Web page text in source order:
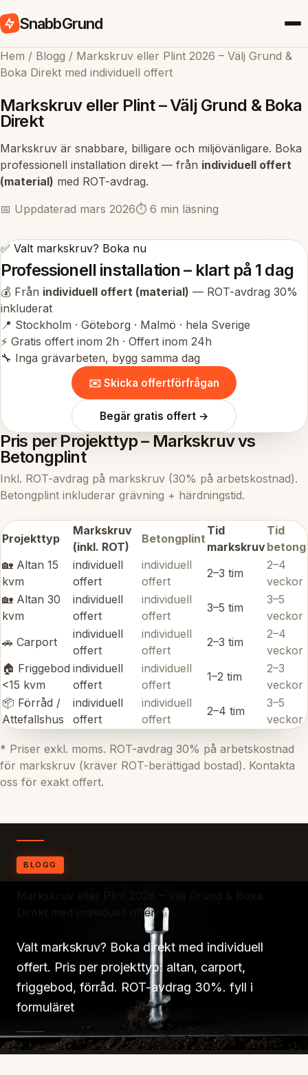
SnabbGrund
Hem / Blogg / Markskruv eller Plint 2026 – Välj Grund &
Boka Direkt med individuell offert
Markskruv eller Plint – Välj Grund & Boka
Direkt
Markskruv är snabbare, billigare och miljövänligare. Boka
professionell installation direkt — från individuell offert
(material) med ROT-avdrag.
📅 Uppdaterad mars 2026⏱️ 6 min läsning
✅ Valt markskruv? Boka nu
Professionell installation – klart på 1 dag
💰 Från individuell offert (material) — ROT-avdrag 30%
inkluderat
📍 Stockholm · Göteborg · Malmö · hela Sverige
⚡ Gratis offert inom 2h · Offert inom 24h
🔧 Inga grävarbeten, bygg samma dag
✉️ Skicka offertförfrågan
Begär gratis offert →
Pris per Projekttyp – Markskruv vs
Betongplint
Inkl. ROT-avdrag på markskruv (30% på arbetskostnad).
Betongplint inkluderar grävning + härdningstid.
Projekttyp
Markskruv
(inkl. ROT)
Betongplint
Tid
markskruv
Tid
betong
🏡 Altan 15
kvm
individuell
offert
individuell
offert
2–3 tim
2–4
veckor
🏡 Altan 30
kvm
individuell
offert
individuell
offert
3–5 tim
3–5
veckor
🚗 Carport
individuell
offert
individuell
offert
2–3 tim
2–4
veckor
🏠 Friggebod
<15 kvm
individuell
offert
individuell
offert
1–2 tim
2–3
veckor
📦 Förråd /
Attefallshus
individuell
offert
individuell
offert
2–4 tim
3–5
veckor
* Priser exkl. moms. ROT-avdrag 30% på arbetskostnad
för markskruv (kräver ROT-berättigad bostad). Kontakta
oss för exakt offert.
BLOGG
Markskruv eller Plint 2026 – Välj Grund & Boka
Direkt med individuell offert
Valt markskruv? Boka direkt med individuell
offert. Pris per projekttyp: altan, carport,
friggebod, förråd. ROT-avdrag 30%. fyll i
formuläret